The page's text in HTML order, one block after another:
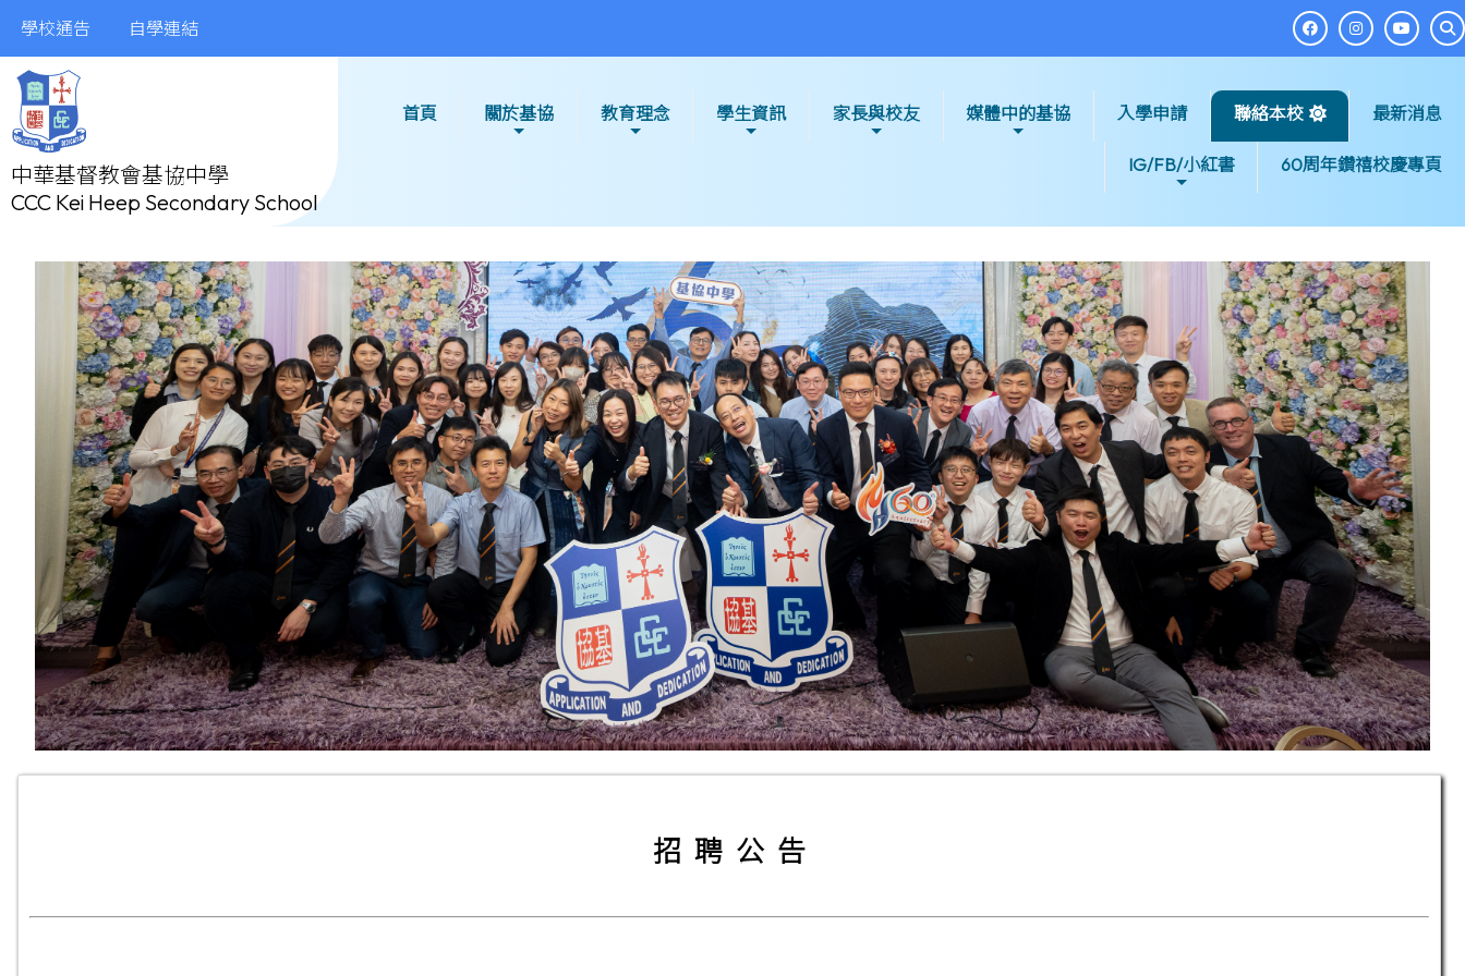
學校通告 自學連結
中華基督教會基協中學
CCC Kei Heep Secondary School
首頁 關於基協 教育理念 學生資訊 家長與校友 媒體中的基協 入學申請 聯絡本校 最新消息
IG/FB/小紅書 60周年鑽禧校慶專頁
招 聘 公 告